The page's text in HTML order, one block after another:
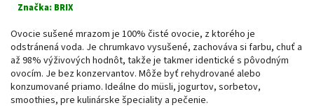
Značka: BRIX
Ovocie sušené mrazom je 100% čisté ovocie, z ktorého je
odstránená voda. Je chrumkavo vysušené, zachováva si farbu, chuť a
až 98% výživových hodnôt, takže je takmer identické s pôvodným
ovocím. Je bez konzervantov. Môže byť rehydrované alebo
konzumované priamo. Ideálne do müsli, jogurtov, sorbetov,
smoothies, pre kulinárske špeciality a pečenie.